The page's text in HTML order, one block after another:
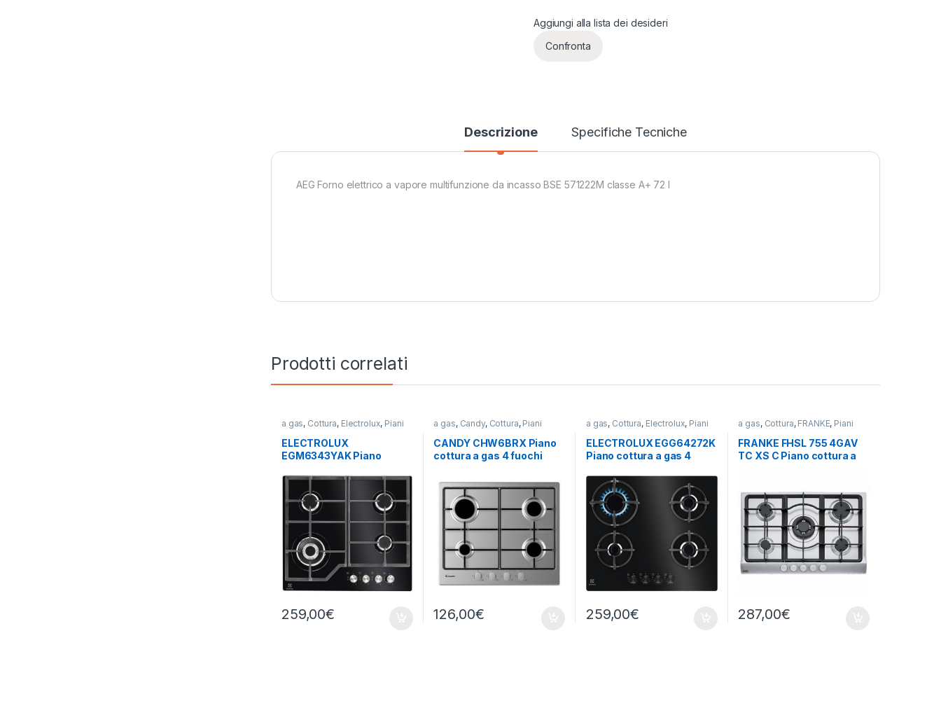
Aggiungi alla lista dei desideri
Confronta
Descrizione Specifiche Tecniche
AEG Forno elettrico a vapore multifunzione da incasso BSE 571222M classe A+ 72 l
Prodotti correlati
a gas, Cottura, Electrolux, Piani
Cottura
ELECTROLUX
EGM6343YAK Piano
NERO
259,00€
a gas, Candy, Cottura, Piani
Cottura
CANDY CHW6BRX Piano
cottura a gas 4 fuochi
126,00€
a gas, Cottura, Electrolux, Piani
Cottura
ELECTROLUX EGG64272K
Piano cottura a gas 4
259,00€
a gas, Cottura, FRANKE, Piani
Cottura
FRANKE FHSL 755 4GAV
TC XS C Piano cottura a
287,00€